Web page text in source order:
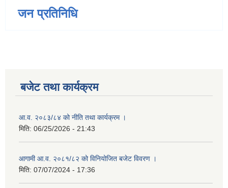
जन प्रतिनिधि
बजेट तथा कार्यक्रम
आ.व. २०८३/८४ को नीति तथा कार्यक्रम ।
मिति: 06/25/2026 - 21:43
आगामी आ.व. २०८१/८२ को विनियोजित बजेट विवरण ।
मिति: 07/07/2024 - 17:36